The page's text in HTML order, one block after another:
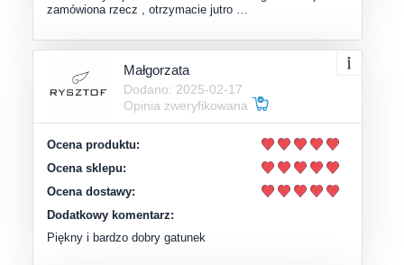
zamówiona rzecz , otrzymacie jutro …
Małgorzata
Dodano: 2025-02-17
Opinia zweryfikowana
Ocena produktu:
Ocena sklepu:
Ocena dostawy:
Dodatkowy komentarz:
Piękny i bardzo dobry gatunek